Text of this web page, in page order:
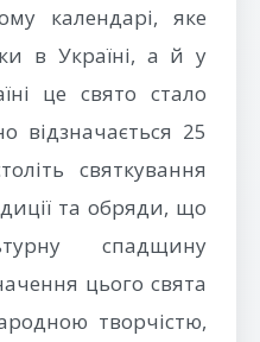
календарі, яке
в Україні, а й у
це свято стало
відзначається 25
святкування
та обряди, що
спадщину
цього свята
творчістю,